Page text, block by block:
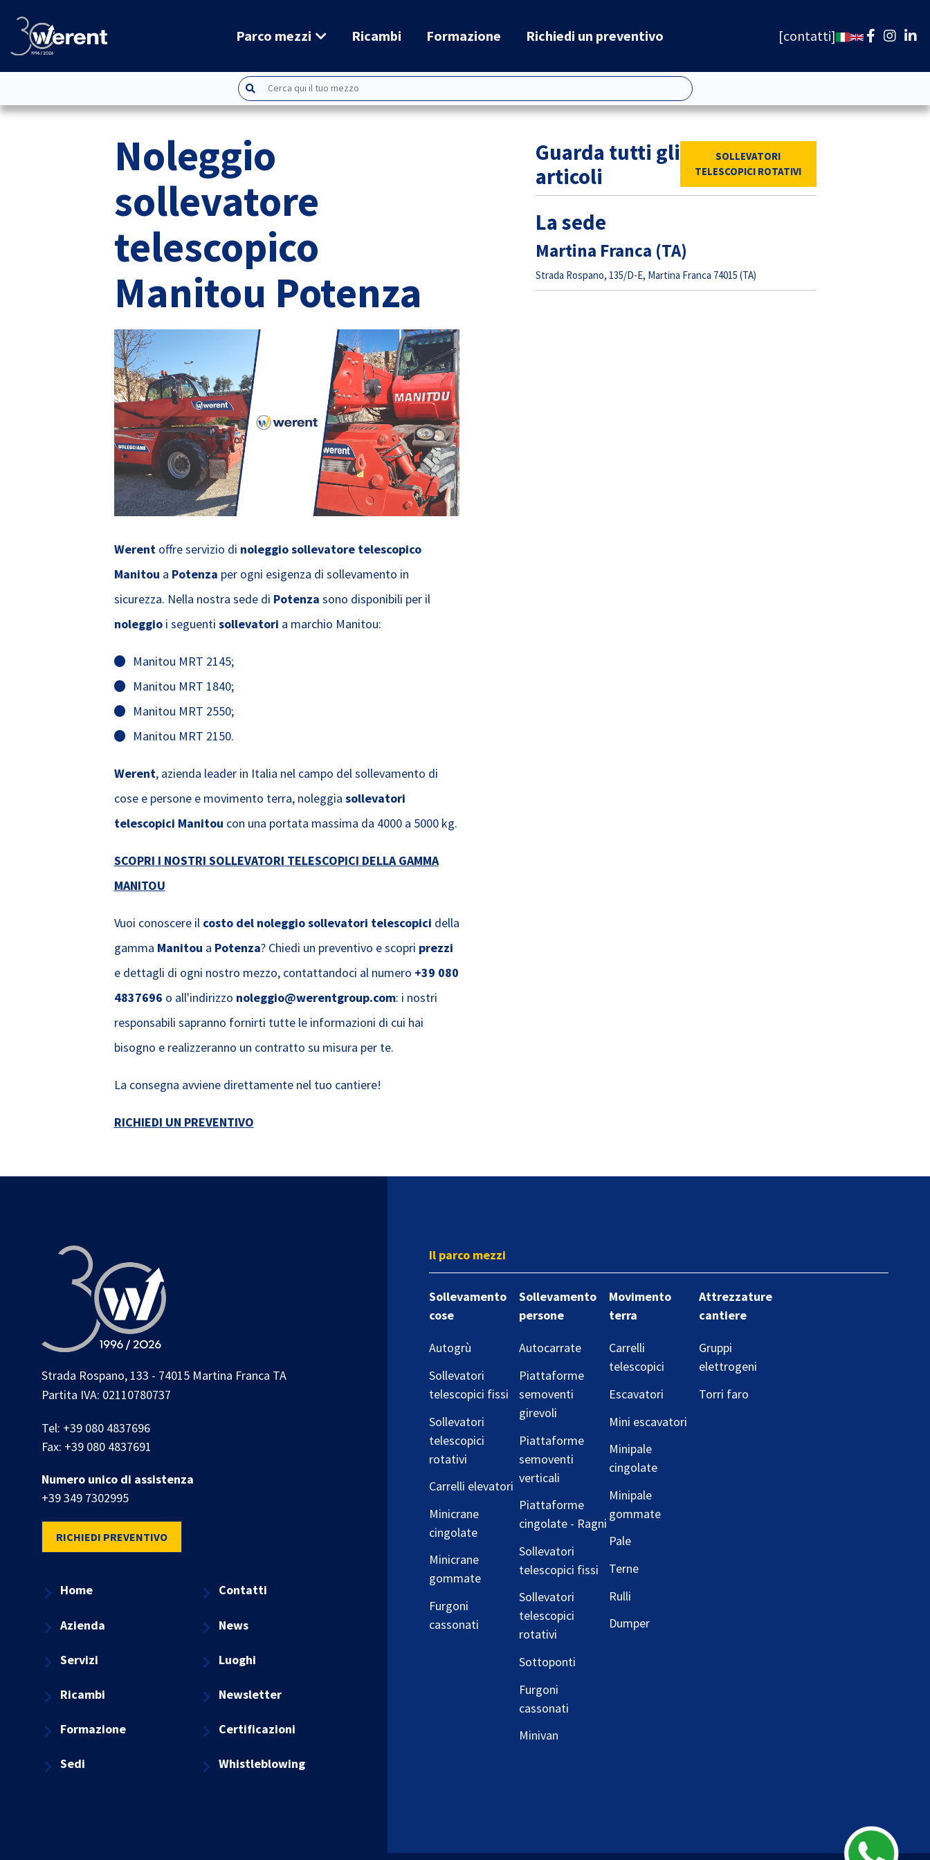
Parco mezzi Ricambi Formazione Richiedi un preventivo contatti
Noleggio
sollevatore
telescopico
Manitou Potenza
Werentoffre servizio di noleggio sollevatore telescopico
Manitou a Potenza per ogni esigenza di sollevamento in
sicurezza. Nella nostra sede di Potenza sono disponibili per il
noleggioi seguenti sollevatori a marchio Manitou:
Manitou MRT 2145;
Manitou MRT 1840;
Manitou MRT 2550;
Manitou MRT 2150.
Werent, azienda leader in Italia nel campo del sollevamento di
cose e persone e movimento terra, noleggia sollevatori
telescopici Manitou con una portata massima da 4000 a 5000 kg.
SCOPRI I NOSTRI SOLLEVATORI TELESCOPICI DELLA GAMMA
MANITOU
Vuoi conoscere il costo del noleggio sollevatori telescopici della
gamma Manitou a Potenza? Chiedi un preventivo e scopri prezzi
e dettagli di ogni nostro mezzo, contattandoci al numero +39 080
4837696 o all'indirizzo noleggio@werentgroup.com: i nostri
responsabili sapranno fornirti tutte le informazioni di cui hai
bisogno e realizzeranno un contratto su misura per te.
La consegna avviene direttamente nel tuo cantiere!
RICHIEDI UN PREVENTIVO
Guarda tutti gli
articoli
SOLLEVATORI
TELESCOPICI ROTATIVI
La sede
Martina Franca (TA)
Strada Rospano, 135/D-E, Martina Franca 74015 (TA)
Strada Rospano, 133 - 74015 Martina Franca TA
Partita IVA: 02110780737
Tel: +39 080 4837696
Fax: +39 080 4837691
Numero unico di assistenza
+39 349 7302995
RICHIEDI PREVENTIVO
Home
Azienda
Servizi
Ricambi
Formazione
Sedi
Contatti
News
Luoghi
Newsletter
Certificazioni
Whistleblowing
Il parco mezzi
Sollevamento
cose
Autogrù
Sollevatori
telescopici fissi
Sollevatori
telescopici
rotativi
Carrelli elevatori
Minicrane
cingolate
Minicrane
gommate
Furgoni
cassonati
Sollevamento
persone
Autocarrate
Piattaforme
semoventi
girevoli
Piattaforme
semoventi
verticali
Piattaforme
cingolate - Ragni
Sollevatori
telescopici fissi
Sollevatori
telescopici
rotativi
Sottoponti
Furgoni
cassonati
Minivan
Movimento
terra
Carrelli
telescopici
Escavatori
Mini escavatori
Minipale
cingolate
Minipale
gommate
Pale
Terne
Rulli
Dumper
Attrezzature
cantiere
Gruppi
elettrogeni
Torri faro